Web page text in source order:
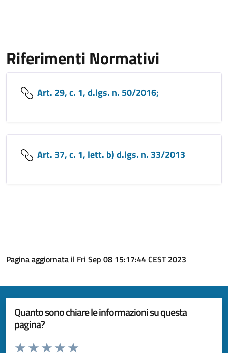
Riferimenti Normativi
Art. 29, c. 1, d.lgs. n. 50/2016;
Art. 37, c. 1, lett. b) d.lgs. n. 33/2013
Pagina aggiornata il Fri Sep 08 15:17:44 CEST 2023
Quanto sono chiare le informazioni su questa
pagina?
Valuta da 1 a 5 stelle la pagina